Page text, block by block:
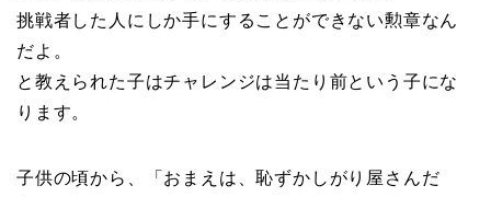
挑戦者した人にしか手にすることができない勲章なん
だよ。
と教えられた子はチャレンジは当たり前という子にな
ります。
子供の頃から、「おまえは、恥ずかしがり屋さんだ